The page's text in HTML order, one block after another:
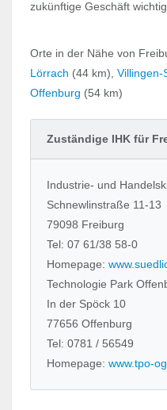
zukünftige Geschäft wichtig
Orte in der Nähe von
Lörrach (44 km),Villingen-
Offenburg (54 km)
Zuständige IHK für
Industrie- und
Schnewlinstraße 11-13
79098 Freiburg
Tel: 07 61/38 58-0
Homepage:
Technologie Park
In der Spöck 10
77656 Offenburg
Tel: 0781 / 56549
Homepage:www.tpo-